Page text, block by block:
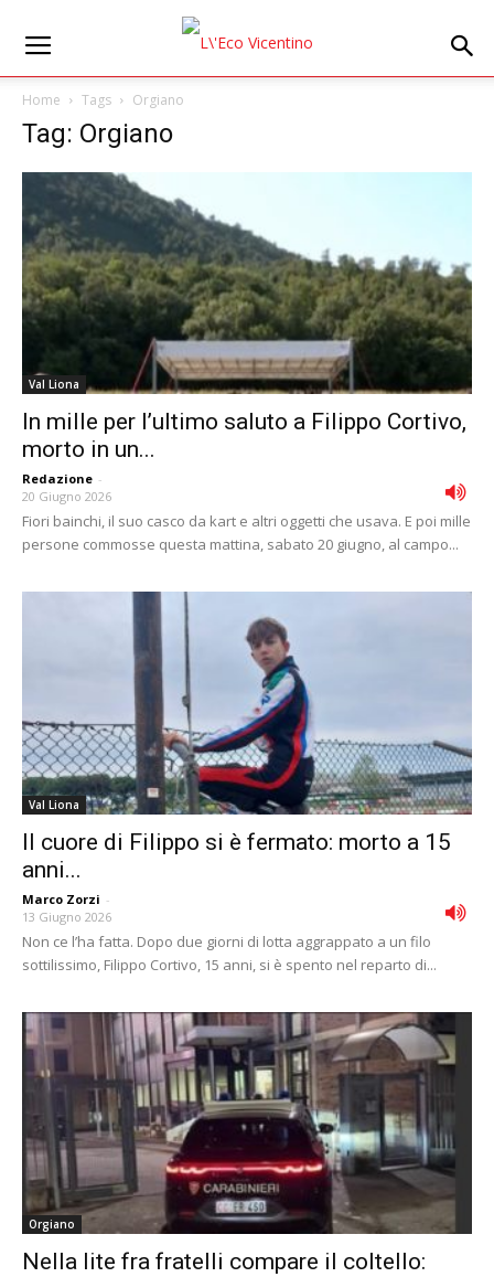
Home Tags Orgiano
Tag: Orgiano
Val Liona
In mille per l’ultimo saluto a Filippo Cortivo,
morto in un...
Redazione -
20 Giugno 2026
Fiori bainchi, il suo casco da kart e altri oggetti che usava. E poi mille
persone commosse questa mattina, sabato 20 giugno, al campo...
Val Liona
Il cuore di Filippo si è fermato: morto a 15
anni...
Marco Zorzi -
13 Giugno 2026
Non ce l’ha fatta. Dopo due giorni di lotta aggrappato a un filo
sottilissimo, Filippo Cortivo, 15 anni, si è spento nel reparto di...
Orgiano
Nella lite fra fratelli compare il coltello: